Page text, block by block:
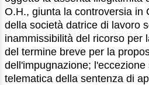
O.H., giunta la controversia in
della società datrice di lavoro
inammissibilità del ricorso per
del termine breve per la
dell'impugnazione;
telematica della sentenza di